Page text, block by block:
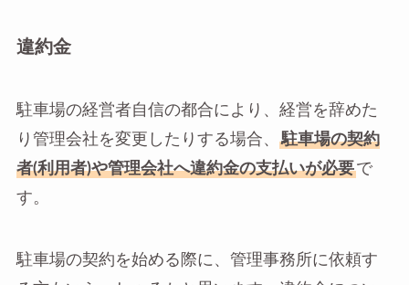
違約金
駐車場の経営者自信の都合により、経営を辞めた
り管理会社を変更したりする場合、
駐車場の契約
者(利用者)や管理会社へ違約金の支払いが必要で
す。
駐車場の契約を始める際に、管理事務所に依頼す